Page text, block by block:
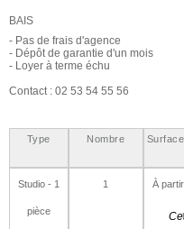
BAIS
- Pas de frais d'agence
- Dépôt de garantie d'un mois
- Loyer à terme échu
Contact : 02 53 54 55 56
Type Nombre
Studio - 1
pièce
1 À